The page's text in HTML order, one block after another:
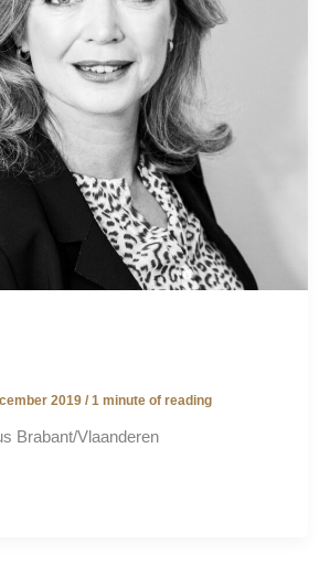
2019 / 1 minute of reading
Brabant/Vlaanderen